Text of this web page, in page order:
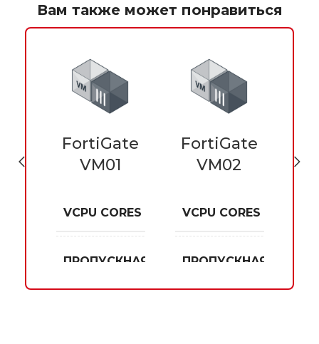
Вам также может понравиться
неограниченный
СПОСОБНОСТЬ
FortiGate
VM01
VCPU CORES 1
ПРОПУСКНАЯ СПОСОБНОСТЬ
FortiGate
VM02
VCPU CORES
ПРОПУСКНАЯ